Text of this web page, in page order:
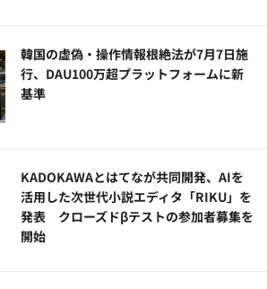
韓国の虚偽・操作情報根絶法が7月7日施
行、DAU100万超プラットフォームに新
基準
KADOKAWAとはてなが共同開発、AIを
活用した次世代小説エディタ「RIKU」を
発表 クローズドβテストの参加者募集を
開始